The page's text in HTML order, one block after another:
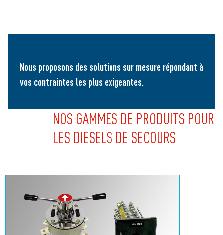
Nous proposons des solutions sur mesure répondant à
vos contraintes les plus exigeantes.
NOS GAMMES DE PRODUITS POUR
LES DIESELS DE SECOURS